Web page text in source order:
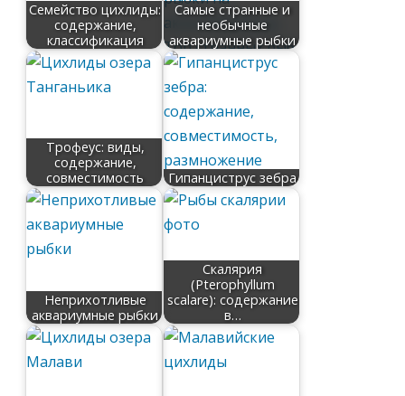
Семейство цихлиды:
содержание,
классификация
Самые странные и
необычные
аквариумные рыбки
Трофеус: виды,
содержание,
совместимость
Гипанциструс зебра
Неприхотливые
аквариумные рыбки
Скалярия
(Pterophyllum
scalare): содержание
в…